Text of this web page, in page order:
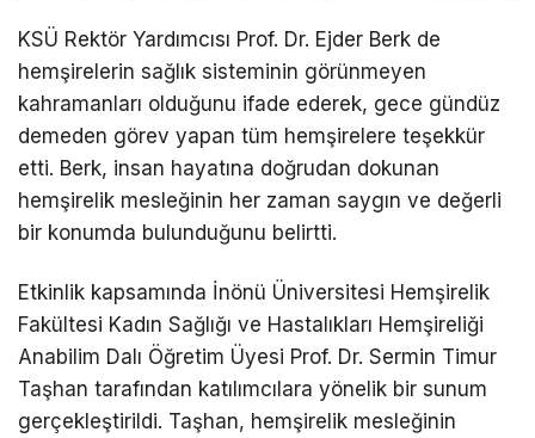
KSÜ Rektör Yardımcısı Prof. Dr. Ejder Berk de
hemşirelerin sağlık sisteminin görünmeyen
kahramanları olduğunu ifade ederek, gece gündüz
demeden görev yapan tüm hemşirelere teşekkür
etti. Berk, insan hayatına doğrudan dokunan
hemşirelik mesleğinin her zaman saygın ve değerli
bir konumda bulunduğunu belirtti.
Etkinlik kapsamında İnönü Üniversitesi Hemşirelik
Fakültesi Kadın Sağlığı ve Hastalıkları Hemşireliği
Anabilim Dalı Öğretim Üyesi Prof. Dr. Sermin Timur
Taşhan tarafından katılımcılara yönelik bir sunum
gerçekleştirildi. Taşhan, hemşirelik mesleğinin